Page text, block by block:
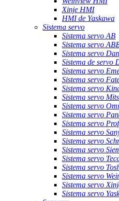
Xinje HMI
HMI de Yaskawa
Sistema servo
Sistema servo AB
Sistema servo
Sistema servo
Sistema de servo
Sistema servo
Sistema servo
Sistema servo
Sistema servo
Sistema servo
Sistema servo
Sistema servo
Sistema servo
Sistema servo
Sistema servo
Sistema servo
Sistema servo
Sistema servo
Sistema servo
Sistema servo